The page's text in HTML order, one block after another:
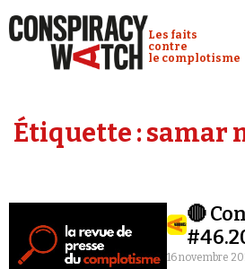
Conspiracy
Les faits
contre
le complotisme
Analyses
Vidéos
Émissions
Étiquette :samar
🔴
16 novembre